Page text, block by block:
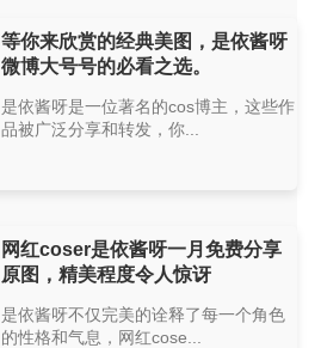
等你来欣赏的经典美图，是依酱呀
微博大号号的必看之选。
是依酱呀是一位著名的cos博主，这些作
品被广泛分享和转发，你...
网红coser是依酱呀一月免费分享
原图，精美程度令人惊讶
是依酱呀不仅完美的诠释了每一个角色
的性格和气息，网红cose...